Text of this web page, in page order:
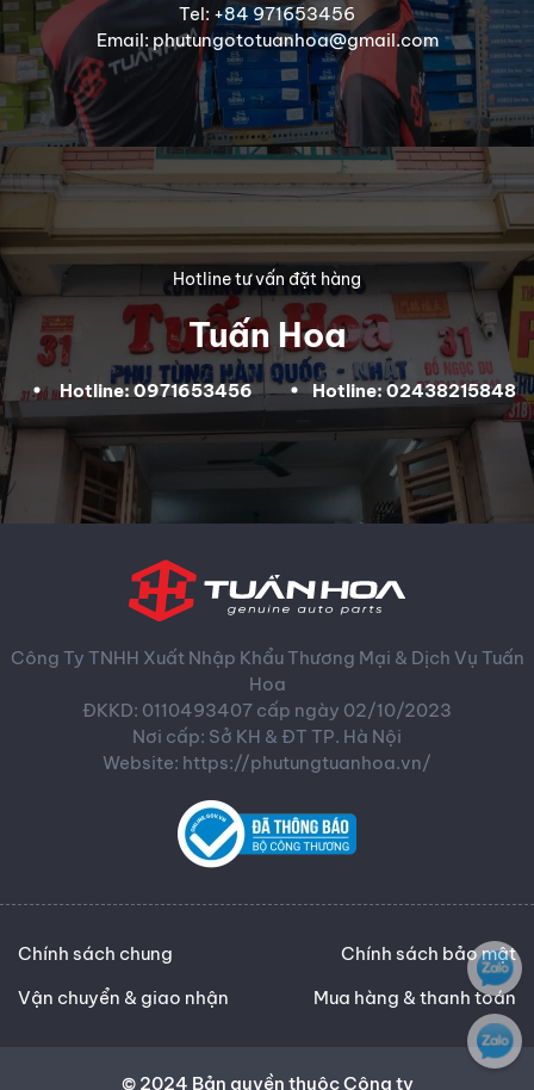
Tel: +84 971653456
Email: phutungototuanhoa@gmail.com
Hotline tư vấn đặt hàng
Tuấn Hoa
Hotline: 0971653456 Hotline: 02438215848
Công Ty TNHH Xuất Nhập Khẩu Thương Mại & Dịch Vụ Tuấn
Hoa
ĐKKD: 0110493407 cấp ngày 02/10/2023
Nơi cấp: Sở KH & ĐT TP. Hà Nội
Website: https://phutungtuanhoa.vn/
Chính sách chung
Chính sách bảo mật
Vận chuyển & giao nhận
Mua hàng & thanh toán
© 2024 Bản quyền thuộc Công ty